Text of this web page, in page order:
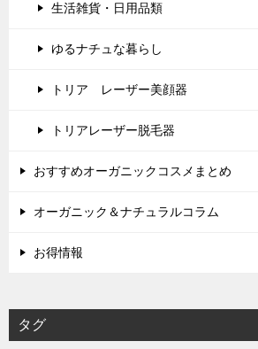
生活雑貨・日用品類
ゆるナチュな暮らし
トリア レーザー美顔器
トリアレーザー脱毛器
おすすめオーガニックコスメまとめ
オーガニック＆ナチュラルコラム
お得情報
タグ